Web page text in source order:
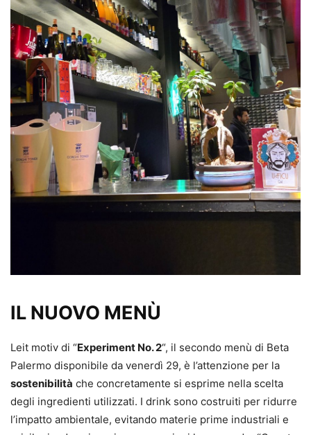
IL NUOVO MENÙ
Leit motiv di “Experiment No. 2“, il secondo menù di Beta
Palermo disponibile da venerdì 29, è l’attenzione per la
sostenibilità che concretamente si esprime nella scelta
degli ingredienti utilizzati. I drink sono costruiti per ridurre
l’impatto ambientale, evitando materie prime industriali e